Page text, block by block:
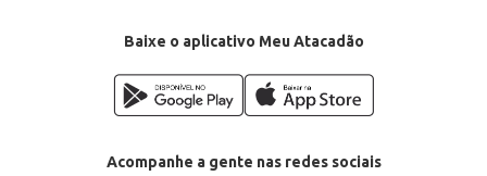
Baixe o aplicativo Meu Atacadão
Acompanhe a gente nas redes sociais